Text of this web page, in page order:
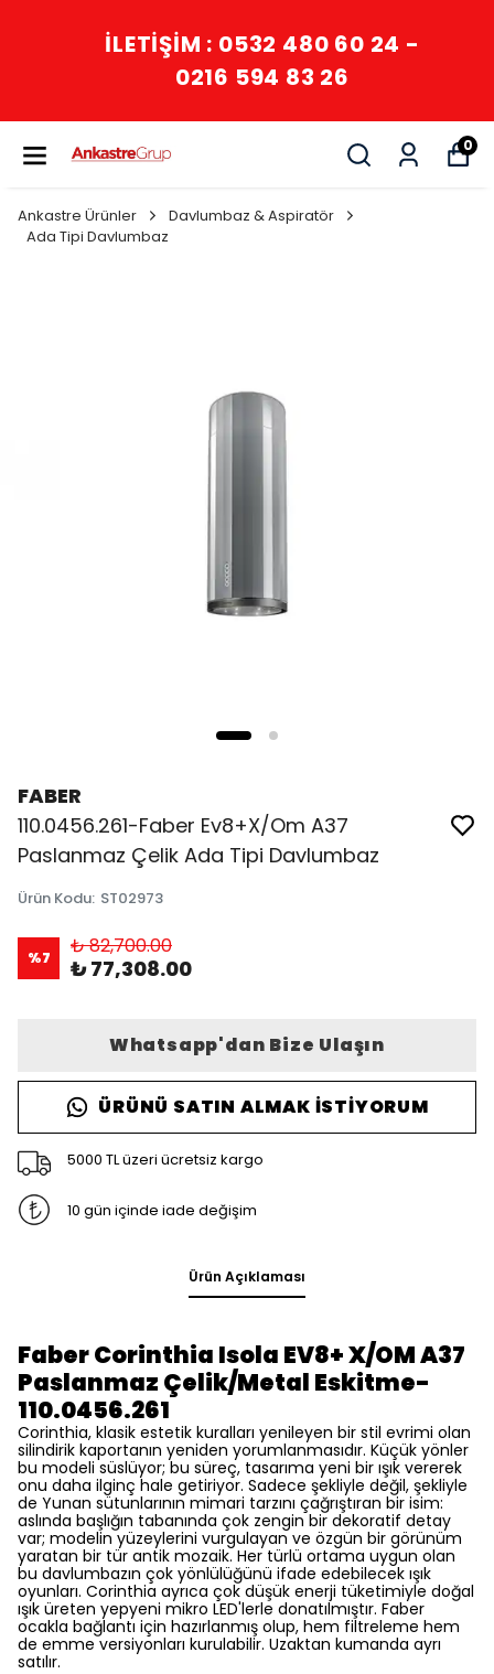
İLETİŞİM : 0532 480 60 24 -
0216 594 83 26
0
Ankastre Ürünler
Davlumbaz & Aspiratör
Ada Tipi Davlumbaz
FABER
110.0456.261-Faber Ev8+X/Om A37
Paslanmaz Çelik Ada Tipi Davlumbaz
Ürün Kodu: ST02973
%7 ₺ 82,700.00
₺ 77,308.00
Whatsapp'dan Bize Ulaşın
ÜRÜNÜ SATIN ALMAK İSTIYORUM
5000 TL üzeri ücretsiz kargo
10 gün içinde iade değişim
Ürün Açıklaması
Faber Corinthia Isola EV8+ X/OM A37
Paslanmaz Çelik/Metal Eskitme-
110.0456.261
Corinthia, klasik estetik kuralları yenileyen bir stil evrimi olan
silindirik kaportanın yeniden yorumlanmasıdır. Küçük yönler
bu modeli süslüyor; bu süreç, tasarıma yeni bir ışık vererek
onu daha ilginç hale getiriyor. Sadece şekliyle değil, şekliyle
de Yunan sütunlarının mimari tarzını çağrıştıran bir isim:
aslında başlığın tabanında çok zengin bir dekoratif detay
var; modelin yüzeylerini vurgulayan ve özgün bir görünüm
yaratan bir tür antik mozaik. Her türlü ortama uygun olan
bu davlumbazın çok yönlülüğünü ifade edebilecek ışık
oyunları. Corinthia ayrıca çok düşük enerji tüketimiyle doğal
ışık üreten yepyeni mikro LED'lerle donatılmıştır. Faber
ocakla bağlantı için hazırlanmış olup, hem filtreleme hem
de emme versiyonları kurulabilir. Uzaktan kumanda ayrı
satılır.